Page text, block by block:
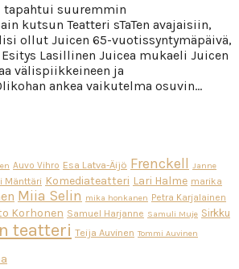
tapahtui suuremmin
kutsun Teatteri sTaTen avajaisiin,
ollut Juicen 65-vuotissyntymäpäivä,
Lasillinen Juicea mukaeli Juicen
välispiikkeineen ja
ankea vaikutelma osuvin…
Auvo Vihro Esa Latva-Äijö Frenckell Janne
Mänttäri Komediateatteri Lari Halme marika
Miia Selin mika honkanen Petra Karjalainen
Korhonen Samuel Harjanne Samuli Muje Sirkku
teatteri Teija Auvinen Tommi Auvinen